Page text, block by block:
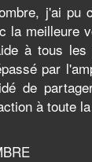
j'ai pu
la meilleure
à tous les
par
de
à toute